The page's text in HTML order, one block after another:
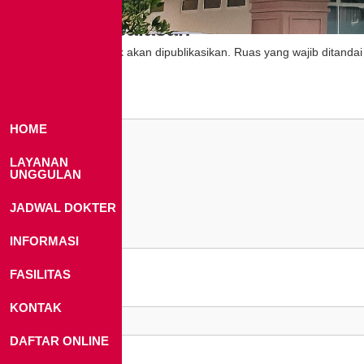
HOME
LAYANAN
UNGGULAN
JADWAL DOKTER
INFORMASI
FASILITAS
KONTAK
DAFTAR ONLINE
Tinggalkan Balasan
Alamat email Anda tidak akan dipublikasikan. Ruas yang wajib